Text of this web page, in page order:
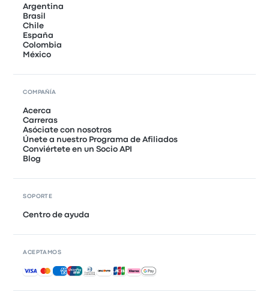
Argentina
Brasil
Chile
España
Colombia
México
COMPAÑÍA
Acerca
Carreras
Asóciate con nosotros
Únete a nuestro Programa de Afiliados
Conviértete en un Socio API
Blog
SOPORTE
Centro de ayuda
ACEPTAMOS
Pagos aceptados